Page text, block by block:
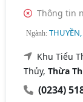
Thông tin
Ngành:
Khu Tiểu
Thủy,Thừa
(0234)